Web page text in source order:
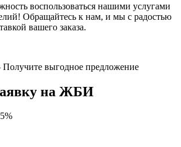
воспользоваться нашими услугами
Обращайтесь к нам, и мы с радостью
вашего заказа.
выгодное предложение
на ЖБИ